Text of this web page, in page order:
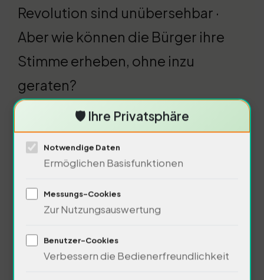
Revolution sind unübersehbar ·
Aber wie können die Bürger ihre
Stimme erheben, ohne inzu
geraten?
Soziale Auswirkungen der
🛡️ Ihre Privatsphäre
Notwendige Daten
Ermöglichen Basisfunktionen
Messungs-Cookies
Zur Nutzungsauswertung
Benutzer-Cookies
Verbessern die Bedienerfreundlichkeit